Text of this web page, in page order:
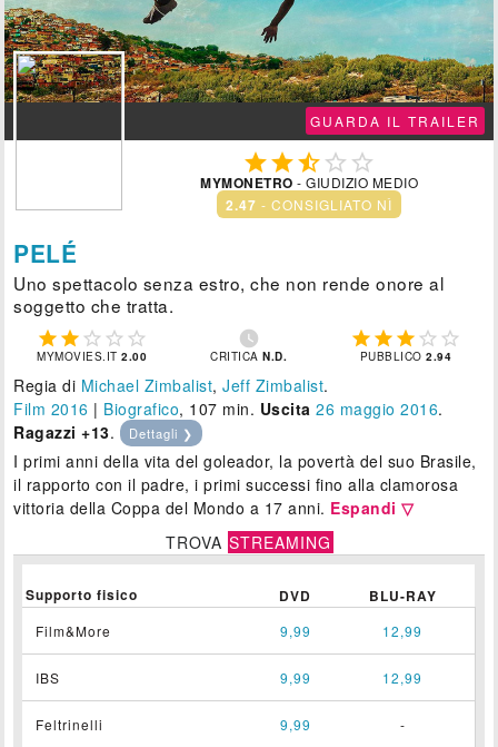
GUARDA IL TRAILER
  
MYMONETRO - GIUDIZIO MEDIO
2.47 - CONSIGLIATO NÌ
PELÉ
Uno spettacolo senza estro, che non rende onore al
soggetto che tratta.
    
MYMOVIES.IT2.00

CRITICAN.D.
    
PUBBLICO2.94
Regia di Michael Zimbalist,Jeff Zimbalist.
Film 2016 | Biografico, 107 min. Uscita 26 maggio 2016.
Ragazzi +13. Dettagli ❯
I primi anni della vita del goleador, la povertà del suo Brasile,
il rapporto con il padre, i primi successi fino alla clamorosa
vittoria della Coppa del Mondo a 17 anni. Espandi ▽
TROVA STREAMING
Supporto fisico DVD BLU-RAY
Film&More 9,99 12,99
IBS 9,99 12,99
Feltrinelli 9,99 -